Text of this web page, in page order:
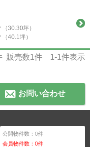
30.30坪）
40.1坪）
販売数1件 1-1件表示
お問い合わせ
公開物件数：0件
会員物件数：0件